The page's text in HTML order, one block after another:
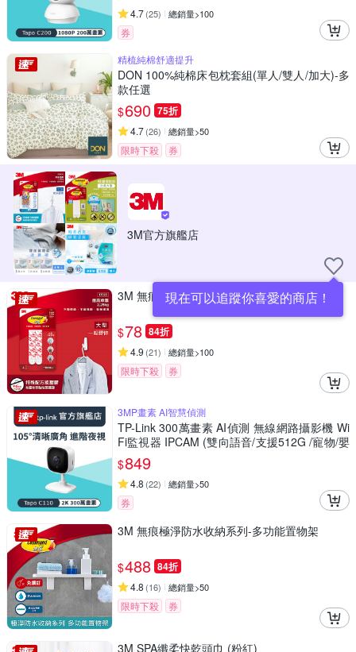
4.7(25) 總銷量>100
券
精梳純棉舒適提升
DON 100%純棉床包枕套組(單人/雙人/加大)-多
款任選
$690 75折
4.7(26) 總銷量>50
限時下殺 券
3M官方旗艦店
現在可以追蹤你喜愛的商店！
3M 無痕大型掛鉤替換膠條
$78 84折
4.9 (21) 總銷量>100
限時下殺 券
3MP畫素 AI智慧偵測
TP-Link 300萬畫素 AI偵測 無線網路攝影機 Wi
Fi監視器 IPCAM (雙向語音/支援512G /寵物/嬰
兒/長輩/Tapo C110
$849
4.8 (22) 總銷量>50
券
3M 無痕極淨防水收納系列-多功能置物架
$488 84折
4.8 (16) 總銷量>50
限時下殺 券
3M SPA纖柔快乾頭巾 (粉紅)